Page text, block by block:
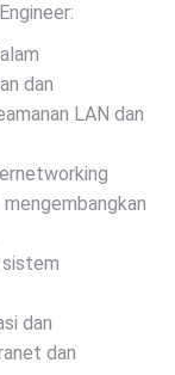
dan
LAN dan
sistem
dan
dan